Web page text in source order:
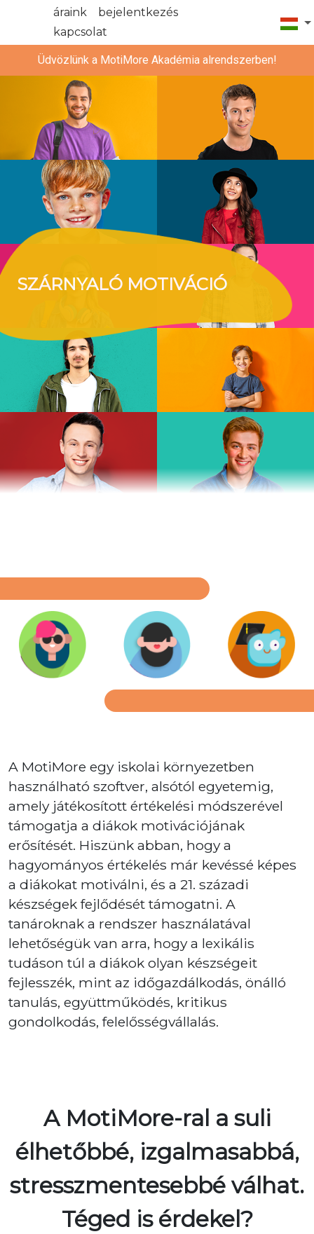
áraink
bejelentkezés
kapcsolat
Üdvözlünk a MotiMore Akadémia alrendszerben!
SZÁRNYALÓ MOTIVÁCIÓ
A MotiMore egy iskolai környezetben
használható szoftver, alsótól egyetemig,
amely játékosított értékelési módszerével
támogatja a diákok motivációjának
erősítését. Hiszünk abban, hogy a
hagyományos értékelés már kevéssé képes
a diákokat motiválni, és a 21. századi
készségek fejlődését támogatni. A
tanároknak a rendszer használatával
lehetőségük van arra, hogy a lexikális
tudáson túl a diákok olyan készségeit
fejlesszék, mint az időgazdálkodás, önálló
tanulás, együttműködés, kritikus
gondolkodás, felelősségvállalás.
A MotiMore-ral a suli
élhetőbbé, izgalmasabbá,
stresszmentesebbé válhat.
Téged is érdekel?